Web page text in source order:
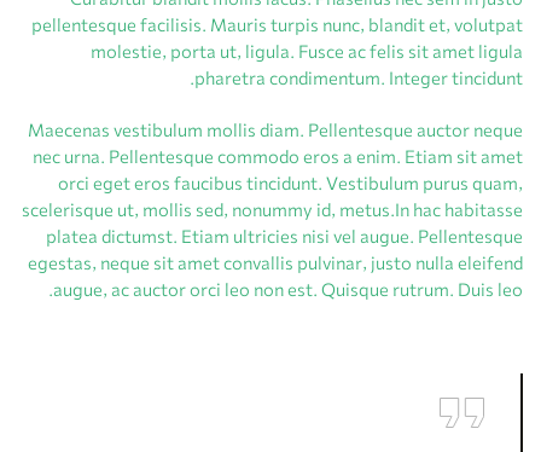
pellentesque facilisis. Mauris turpis nunc, blandit et, volutpat
molestie, porta ut, ligula. Fusce ac felis sit amet ligula
pharetra condimentum. Integer tincidunt.
Maecenas vestibulum mollis diam. Pellentesque auctor neque
nec urna. Pellentesque commodo eros a enim. Etiam sit amet
orci eget eros faucibus tincidunt. Vestibulum purus quam,
scelerisque ut, mollis sed, nonummy id, metus.In hac habitasse
platea dictumst. Etiam ultricies nisi vel augue. Pellentesque
egestas, neque sit amet convallis pulvinar, justo nulla eleifend
augue, ac auctor orci leo non est. Quisque rutrum. Duis leo.